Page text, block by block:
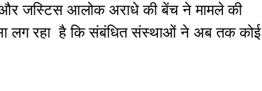
और जस्टिस आलोक अराधे की बेंच ने मामले की
लग रहा है कि संबंधित संस्थाओं ने अब तक कोई